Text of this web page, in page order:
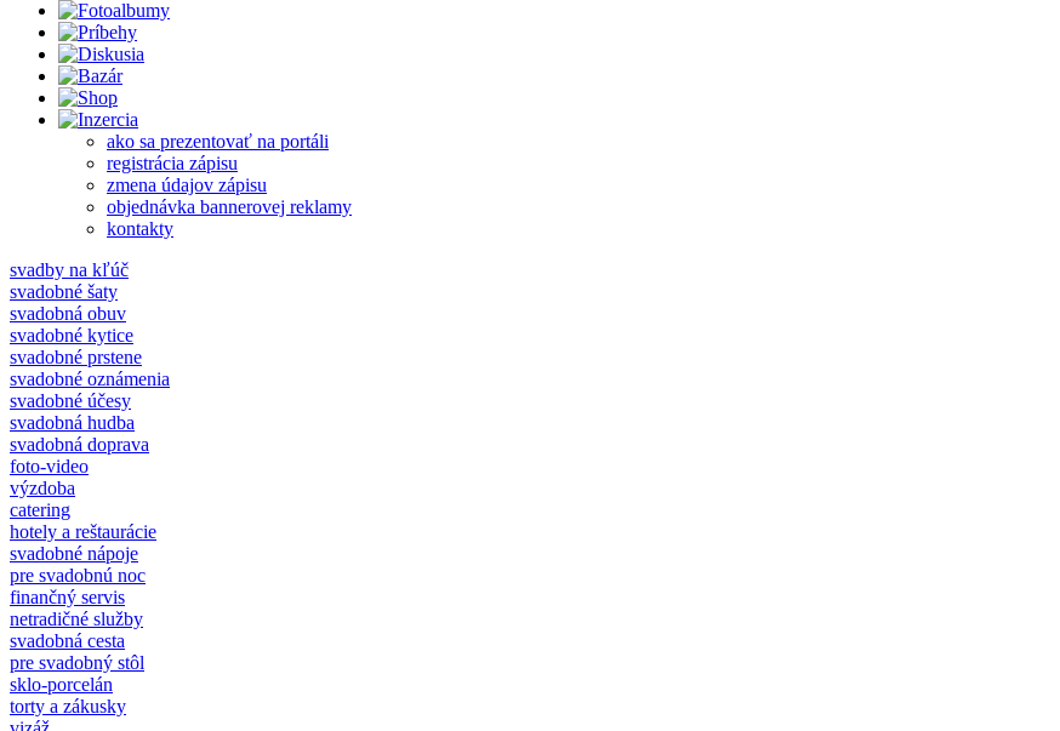
ako sa prezentovať na portáli
registrácia zápisu
zmena údajov zápisu
objednávka bannerovej reklamy
kontakty
svadby na kľúč
svadobné šaty
svadobná obuv
svadobné kytice
svadobné prstene
svadobné oznámenia
svadobné účesy
svadobná hudba
svadobná doprava
foto-video
výzdoba
catering
hotely a reštaurácie
svadobné nápoje
pre svadobnú noc
finančný servis
netradičné služby
svadobná cesta
pre svadobný stôl
sklo-porcelán
torty a zákusky